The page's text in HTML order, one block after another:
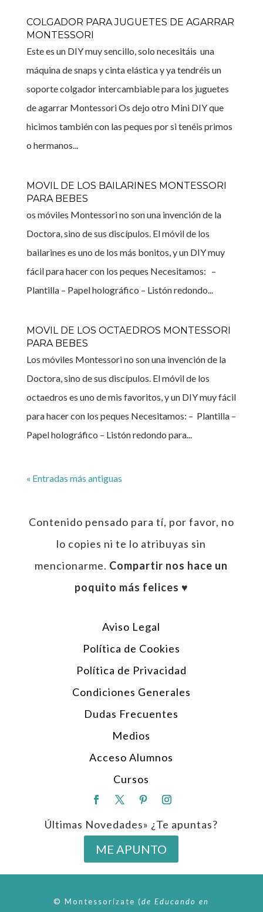
COLGADOR PARA JUGUETES DE AGARRAR
MONTESSORI
Este es un DIY muy sencillo, solo necesitáis una
máquina de snaps y cinta elástica y ya tendréis un
soporte colgador intercambiable para los juguetes
de agarrar Montessori Os dejo otro Mini DIY que
hicimos también con las peques por si tenéis primos
o hermanos...
MOVIL DE LOS BAILARINES MONTESSORI
PARA BEBES
os móviles Montessori no son una invención de la
Doctora, sino de sus discípulos. El móvil de los
bailarines es uno de los más bonitos, y un DIY muy
fácil para hacer con los peques Necesitamos: –
Plantilla – Papel holográfico – Listón redondo...
MOVIL DE LOS OCTAEDROS MONTESSORI
PARA BEBES
Los móviles Montessori no son una invención de la
Doctora, sino de sus discípulos. El móvil de los
octaedros es uno de mis favoritos, y un DIY muy fácil
para hacer con los peques Necesitamos: – Plantilla –
Papel holográfico – Listón redondo para...
« Entradas más antiguas
Contenido pensado para tí, por favor, no
lo copies ni te lo atribuyas sin
mencionarme. Compartir nos hace un
poquito más felices ♥︎
Aviso Legal
Política de Cookies
Política de Privacidad
Condiciones Generales
Dudas Frecuentes
Medios
Acceso Alumnos
Cursos
Últimas Novedades» ¿Te apuntas?
ME APUNTO
© Montessorízate(de Educando en